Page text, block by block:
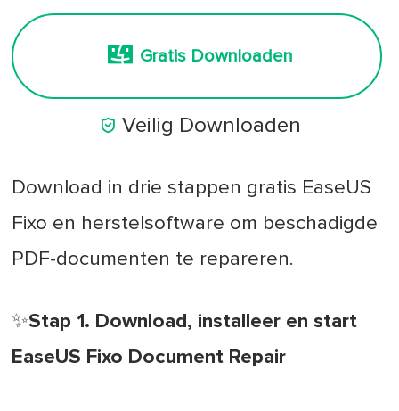
Gratis Downloaden
 Veilig Downloaden
Download in drie stappen gratis EaseUS
Fixo en herstelsoftware om beschadigde
PDF-documenten te repareren.
✨Stap 1. Download, installeer en start
EaseUS Fixo Document Repair